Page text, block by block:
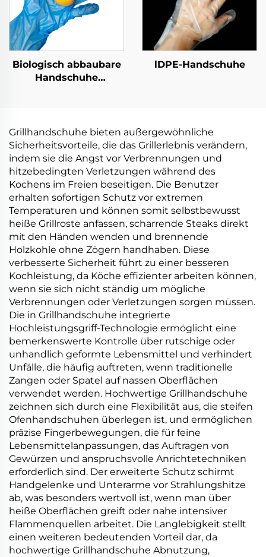
Biologisch abbaubare
Handschuhe
Material
lDPE-Handschuhe
Grillhandschuhe bieten außergewöhnliche
Sicherheitsvorteile, die das Grillerlebnis verändern,
indem sie die Angst vor Verbrennungen und
hitzebedingten Verletzungen während des
Kochens im Freien beseitigen. Die Benutzer
erhalten sofortigen Schutz vor extremen
Temperaturen und können somit selbstbewusst
heiße Grillroste anfassen, scharrende Steaks direkt
mit den Händen wenden und brennende
Holzkohle ohne Zögern handhaben. Diese
verbesserte Sicherheit führt zu einer besseren
Kochleistung, da Köche effizienter arbeiten können,
wenn sie sich nicht ständig um mögliche
Verbrennungen oder Verletzungen sorgen müssen.
Die in Grillhandschuhe integrierte
Hochleistungsgriff-Technologie ermöglicht eine
bemerkenswerte Kontrolle über rutschige oder
unhandlich geformte Lebensmittel und verhindert
Unfälle, die häufig auftreten, wenn traditionelle
Zangen oder Spatel auf nassen Oberflächen
verwendet werden. Hochwertige Grillhandschuhe
zeichnen sich durch eine Flexibilität aus, die steifen
Ofenhandschuhen überlegen ist, und ermöglichen
präzise Fingerbewegungen, die für feine
Lebensmittelanpassungen, das Auftragen von
Gewürzen und anspruchsvolle Anrichtetechniken
erforderlich sind. Der erweiterte Schutz schirmt
Handgelenke und Unterarme vor Strahlungshitze
ab, was besonders wertvoll ist, wenn man über
heiße Oberflächen greift oder nahe intensiver
Flammenquellen arbeitet. Die Langlebigkeit stellt
einen weiteren bedeutenden Vorteil dar, da
hochwertige Grillhandschuhe Abnutzung,